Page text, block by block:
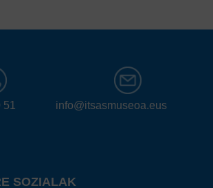
info@itsasmuseoa.eus
SOZIALAK